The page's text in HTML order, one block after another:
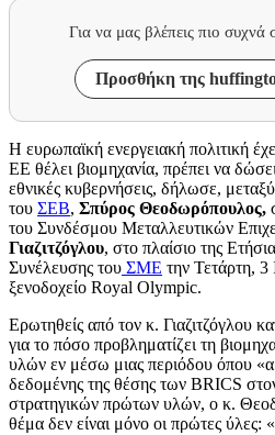
Για να μας βλέπεις πιο
Προσθήκη της
Η ευρωπαϊκή ενεργειακή πολιτική
ΕΕ θέλει βιομηχανία, πρέπει να
εθνικές κυβερνήσεις, δήλωσε,
του ΣΕΒ, Σπύρος Θεοδωρόπουλος,
του Συνδέσμου Μεταλλευτικών
Γιαζιτζόγλου, στο πλαίσιο της
Συνέλευσης του ΣΜΕ την Τετάρτη, 3
ξενοδοχείο Royal Olympic.
Ερωτηθείς από τον κ. Γιαζιτζόγλου
για το πόσο προβληματίζει τη
υλών εν μέσω μιας περιόδου όπου
δεδομένης της θέσης των BRICS
στρατηγικών πρώτων υλών, ο κ.
θέμα δεν είναι μόνο οι πρώτες ύλες: